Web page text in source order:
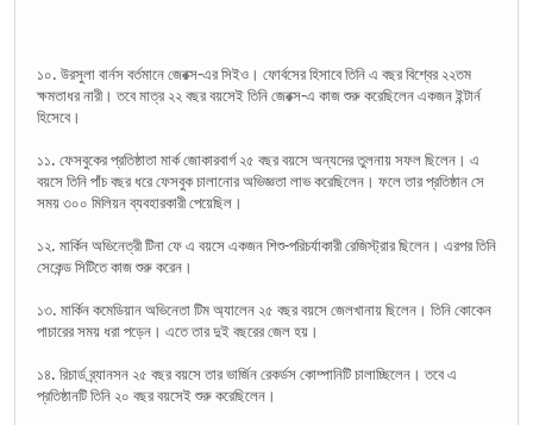
১০. উরসুলা বার্নস বর্তমানে জেরক্স-এর সিইও। ফোর্বসের হিসাবে তিনি এ বছর বিশ্বের ২২তম
ক্ষমতাধর নারী। তবে মাত্র ২২ বছর বয়সেই তিনি জেরক্স-এ কাজ শুরু করেছিলেন একজন ইন্টার্ন
হিসেবে।
১১. ফেসবুকের প্রতিষ্ঠাতা মার্ক জোকারবার্গ ২৫ বছর বয়সে অন্যদের তুলনায় সফল ছিলেন। এ
বয়সে তিনি পাঁচ বছর ধরে ফেসবুক চালানোর অভিজ্ঞতা লাভ করেছিলেন। ফলে তার প্রতিষ্ঠান সে
সময় ৩০০ মিলিয়ন ব্যবহারকারী পেয়েছিল।
১২. মার্কিন অভিনেত্রী টিনা ফে এ বয়সে একজন শিশু-পরিচর্যাকারী রেজিস্ট্রার ছিলেন। এরপর তিনি
সেকেন্ড সিটিতে কাজ শুরু করেন।
১৩. মার্কিন কমেডিয়ান অভিনেতা টিম অ্যালেন ২৫ বছর বয়সে জেলখানায় ছিলেন। তিনি কোকেন
পাচারের সময় ধরা পড়েন। এতে তার দুই বছরের জেল হয়।
১৪. রিচার্ড ব্র্যানসন ২৫ বছর বয়সে তার ভার্জিন রেকর্ডস কোম্পানিটি চালাচ্ছিলেন। তবে এ
প্রতিষ্ঠানটি তিনি ২০ বছর বয়সেই শুরু করেছিলেন।